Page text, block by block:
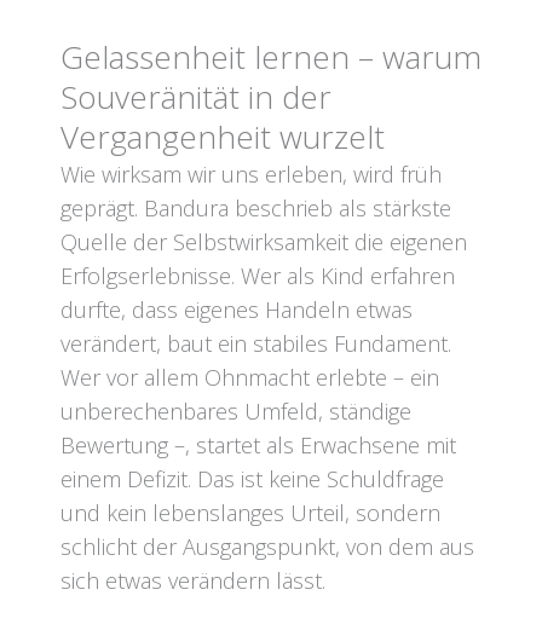
Gelassenheit lernen – warum
Souveränität in der
Vergangenheit wurzelt
Wie wirksam wir uns erleben, wird früh
geprägt. Bandura beschrieb als stärkste
Quelle der Selbstwirksamkeit die eigenen
Erfolgserlebnisse. Wer als Kind erfahren
durfte, dass eigenes Handeln etwas
verändert, baut ein stabiles Fundament.
Wer vor allem Ohnmacht erlebte – ein
unberechenbares Umfeld, ständige
Bewertung –, startet als Erwachsene mit
einem Defizit. Das ist keine Schuldfrage
und kein lebenslanges Urteil, sondern
schlicht der Ausgangspunkt, von dem aus
sich etwas verändern lässt.